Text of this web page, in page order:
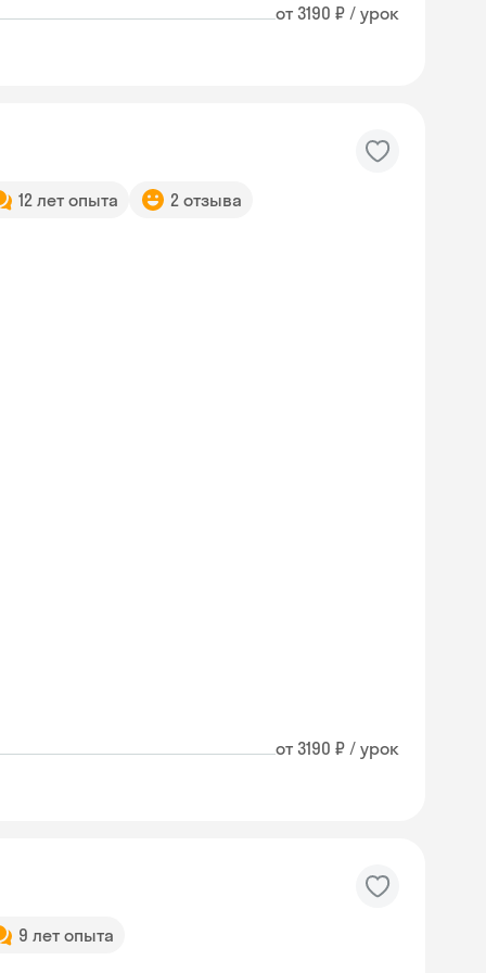
от 3190 ₽ / урок
12 лет опыта 2 отзыва
от 3190 ₽ / урок
9 лет опыта